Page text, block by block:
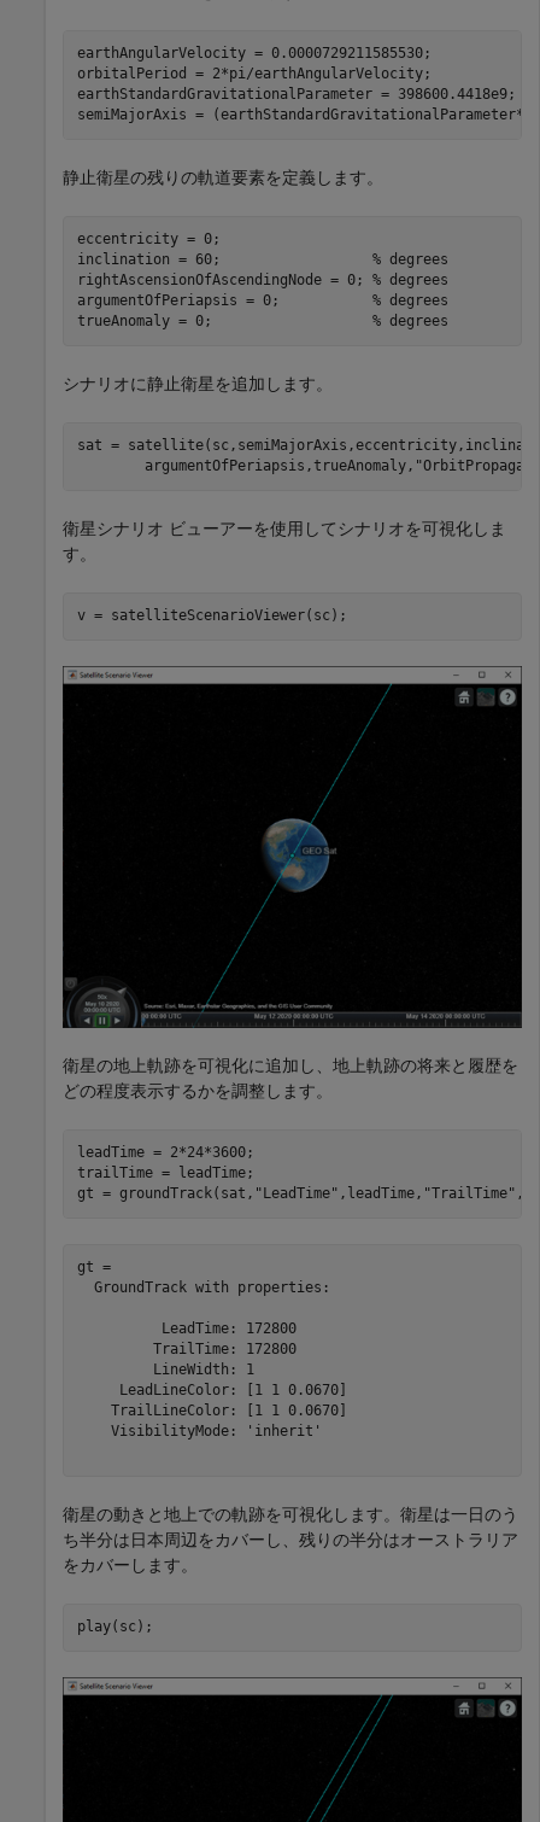
earthAngularVelocity =
orbitalPeriod = 2*pi/
semiMajorAxis =
静止衛星の残りの軌道要素を定義します。
eccentricity = 0;
inclination = 60; % degrees
rightAscensionOfAscendingNode = 0; % degrees
argumentOfPeriapsis = 0; % degrees
trueAnomaly = 0; % degrees
シナリオに静止衛星を追加します。
sat =
        argumentOfPeriapsis,trueAnomaly,
衛星シナリオ ビューアーを使用してシナリオを可視化しま
す。
v = satelliteScenarioViewer(sc);
衛星の地上軌跡を可視化に追加し、地上軌跡の将来と履歴を
どの程度表示するかを調整します。
leadTime =
trailTime = leadTime;
gt = groundTrack(sat, "LeadTime" ,leadTime, "TrailTime"
gt =
  GroundTrack with properties:
          LeadTime: 172800
         TrailTime: 172800
         LineWidth: 1
     LeadLineColor: [1 1 0.0670]
    TrailLineColor: [1 1 0.0670]
    VisibilityMode: 'inherit'
衛星の動きと地上での軌跡を可視化します。衛星は一日のう
ち半分は日本周辺をカバーし、残りの半分はオーストラリア
をカバーします。
play(sc);